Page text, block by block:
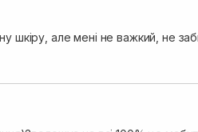
але мені не важкий, не